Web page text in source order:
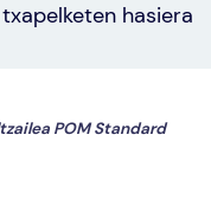
txapelketen hasiera
POM Standard